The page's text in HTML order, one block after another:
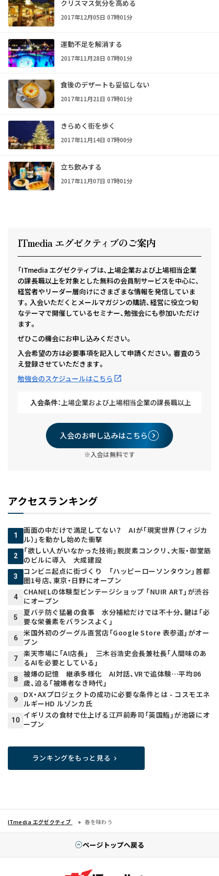
クリスマス気分を高める
2017年12月05日 07時01分
運動不足を解消する
2017年11月28日 07時01分
食後のデザートも妥協しない
2017年11月21日 07時01分
きらめく街を歩く
2017年11月14日 07時00分
立ち飲みする
2017年11月07日 07時01分
ITmedia エグゼクティ ブのご案内
「ITmedia エグゼクティブは、上場企業および上場相当企業
の課長職以上を対象とした無料の会員制サービスを中心に、
経営者やリーダー層向けにさまざまな情報を発信していま
す。入会いただくとメールマガジンの購読、経営に役立つ旬
なテーマで開催しているセミナー、勉強会にも参加いただけ
ます。
ぜひこの機会にお申し込みください。
入会希望の方は必要事項を記入して申請ください。審査のう
え登録させていただきます。
勉強会のスケジュールはこちら
入会条件： 上場企業および上場相当企業の課長職以上
入会のお申し込みはこちら
※入会は無料です
アクセスランキング
1
画面の中だけで満足してない？ AIが「現実世界（フィジカ
ル）」を動かし始めた衝撃
2
「欲しい人がいなかった技術」脱炭素コンクリ、大阪・御堂筋
のビルに導入 大成建設
3
コンビニ起点に街づくり 「ハッピーローソンタウン」首都
圏1号店、東京・日野にオープン
4
CHANELの体験型ビンテージショップ 「NUIR ART」が渋谷
にオープン
5
夏バテ防ぐ猛暑の食事 水分補給だけでは不十分、鍵は「必
要な栄養素をバランスよく」
6
米国外初のグーグル直営店「Google Store 表参道」がオー
プン
7
楽天市場に「AI店長」 三木谷浩史会長兼社長「人間味のあ
るAIを必要としている」
8
被爆の記憶 継承多様化 AI対話、VRで追体験…平均86
歳、迫る「被爆者なき時代」
9
DX・AXプロジェクトの成功に必要な条件とは - コスモエネ
ルギーHD ルゾンカ氏
10
イギリスの食材で仕上げる江戸前寿司「英国鮨」が池袋にオ
ープン
ランキングをもっと見る
ITmedia エグゼクティブ 春を味わう
ページトップへ戻る